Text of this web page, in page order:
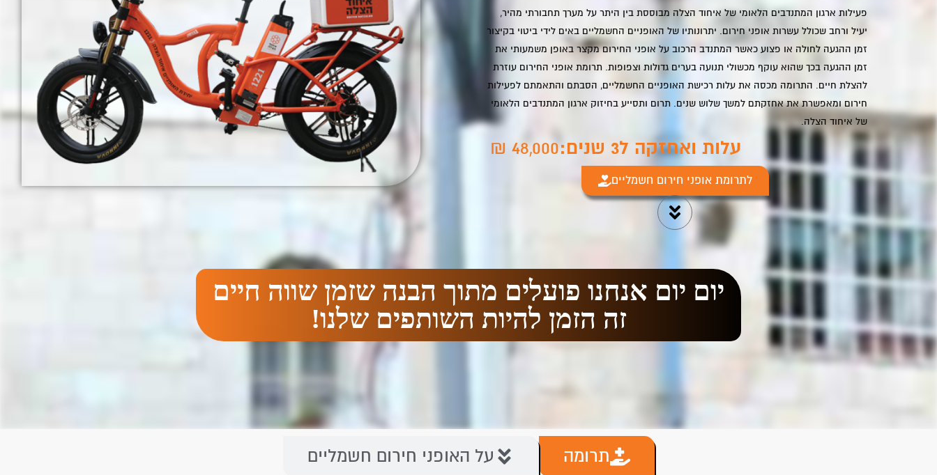
פעילות ארגון המתנדבים הלאומי של איחוד הצלה מבוססת בין היתר על מערך תחבורתי מהיר,
יעיל ורחב שכולל עשרות אופני חירום. יתרונותיו של האופניים החשמליים באים לידי ביטוי בקיצור
זמן ההגעה לחולה או פצוע כאשר המתנדב הרכוב על אופני החירום מקצר באופן משמעותי את
זמן ההגעה בכך שהוא עוקף מכשולי תנועה בערים גדולות וצפופות. תרומת אופני החירום עוזרת
להצלת חיים. התרומה מכסה את עלות רכישת האופניים החשמליים, הסבתם והתאמתם לפעילות
חירום ומאפשרת את אחזקתם למשך שלוש שנים. תרום ותסייע בחיזוק ארגון המתנדבים הלאומי
של איחוד הצלה.
עלות ואחזקה ל3 שנים: 48,000 ₪
לתרומת אופני חירום חשמליים
יום יום אנחנו פועלים מתוך הבנה שזמן שווה חיים
זה הזמן להיות השותפים שלנו!
תרומה על האופני חירום חשמליים